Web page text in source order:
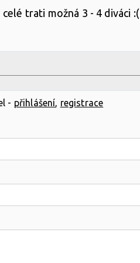
trati možná 3 - 4 diváci :(
- přihlášení registrace